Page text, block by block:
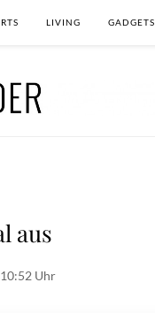
LIVING GADGETS
aus
Uhr